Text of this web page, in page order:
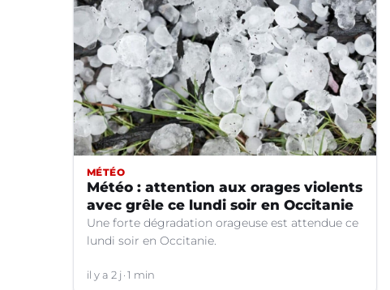
MÉTÉO
Météo : attention aux orages violents
avec grêle ce lundi soir en Occitanie
Une forte dégradation orageuse est attendue ce
lundi soir en Occitanie.
il y a 2 j 1 min